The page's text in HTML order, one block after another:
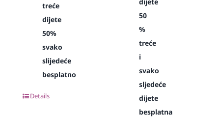
treće
dijete
50%
svako
slijedeće
besplatno
Details
50
%
treće
i
svako
sljedeće
dijete
besplatna